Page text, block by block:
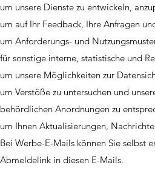
um unsere Dienste zu entwickeln,
um auf Ihr Feedback, Ihre Anfragen
um Anforderungs- und
für sonstige interne, statistische und
um unsere Möglichkeiten zur
um Verstöße zu untersuchen und
behördlichen Anordnungen zu
um Ihnen Aktualisierungen,
Bei Werbe-E-Mails können Sie selbst
Abmeldelink in diesen E-Mails.